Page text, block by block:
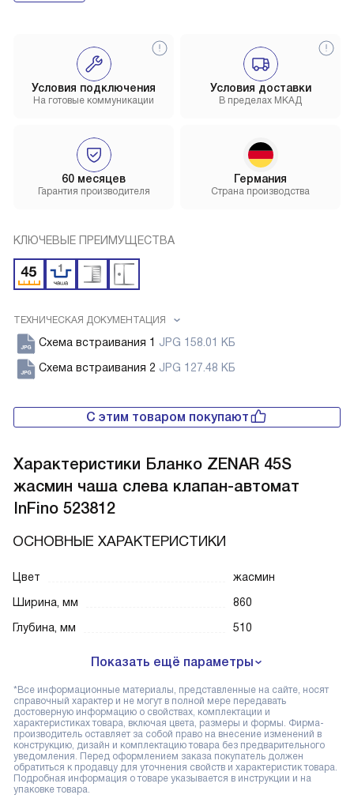
Условия доставки
В пределах МКАД
60 месяцев
Гарантия производителя
Условия подключения
На готовые коммуникации
Германия
Страна производства
КЛЮЧЕВЫЕ ПРЕИМУЩЕСТВА
ТЕХНИЧЕСКАЯ ДОКУМЕНТАЦИЯ
Схема встраивания 1 JPG 158.01 КБ
Схема встраивания 2 JPG 127.48 КБ
С этим товаром покупают
Характеристики Бланко ZENAR 45S
жасмин чаша слева клапан-автомат
InFino 523812
ОСНОВНЫЕ ХАРАКТЕРИСТИКИ
Цвет
жасмин
Ширина, мм
860
Глубина, мм
510
Показать ещё параметры
*Все информационные материалы, представленные на сайте, носят
справочный характер и не могут в полной мере передавать
достоверную информацию о свойствах, комплектации и
характеристиках товара, включая цвета, размеры и формы. Фирма-
производитель оставляет за собой право на внесение изменений в
конструкцию, дизайн и комплектацию товара без предварительного
уведомления. Перед оформлением заказа покупатель должен
обратиться к продавцу для уточнения свойств и характеристик товара.
Подробная информация о товаре указывается в инструкции и на
упаковке товара.